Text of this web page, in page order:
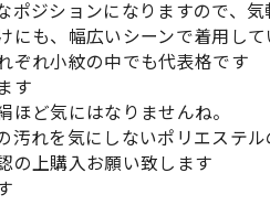
ポジションになりますので、
にも、幅広いシーンで着用し
ぞれ小紋の中でも代表格です
す
ど気にはなりませんね。
れを気にしないポリエステル
の上購入お願い致します